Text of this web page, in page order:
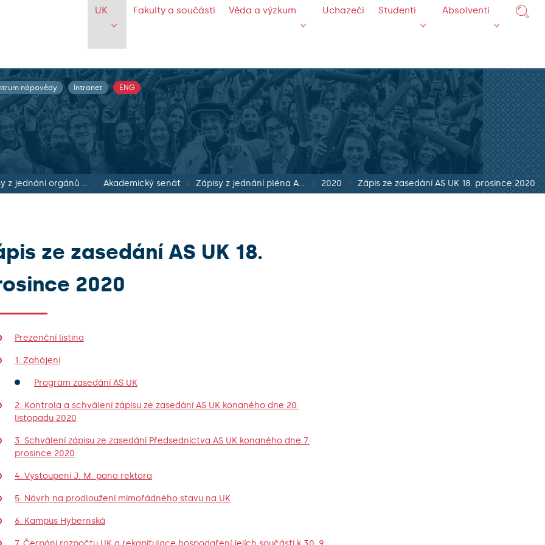
UK Fakulty a součásti Věda a výzkum Uchazeči Studenti Absolventi
nápovědy Intranet ENG
Zápisy z jednání orgánů UK Akademický senát Zápisy z jednání pléna AS UK 2020 Zápis ze zasedání AS UK 18. prosince 2020
ze zasedání AS UK 18.
2020
Prezenční listina
1. Zahájení
Program zasedání AS UK
2. Kontrola a schválení zápisu ze zasedání AS UK konaného dne 20.
listopadu 2020
3. Schválení zápisu ze zasedání Předsednictva AS UK konaného dne 7.
prosince 2020
4. Vystoupení J. M. pana rektora
5. Návrh na prodloužení mimořádného stavu na UK
6. Kampus Hybernská